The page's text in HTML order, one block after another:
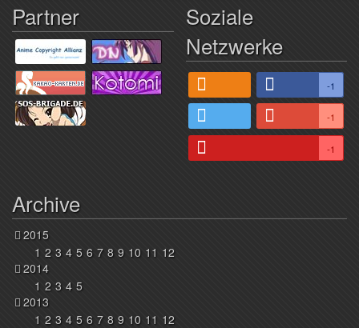
Partner
Soziale
Netzwerke
-1
-1
-1
Archive
2015
1 2 3 4 5 6 7 8 9 10 11 12
2014
1 2 3 4 5
2013
1 2 3 4 5 6 7 8 9 10 11 12